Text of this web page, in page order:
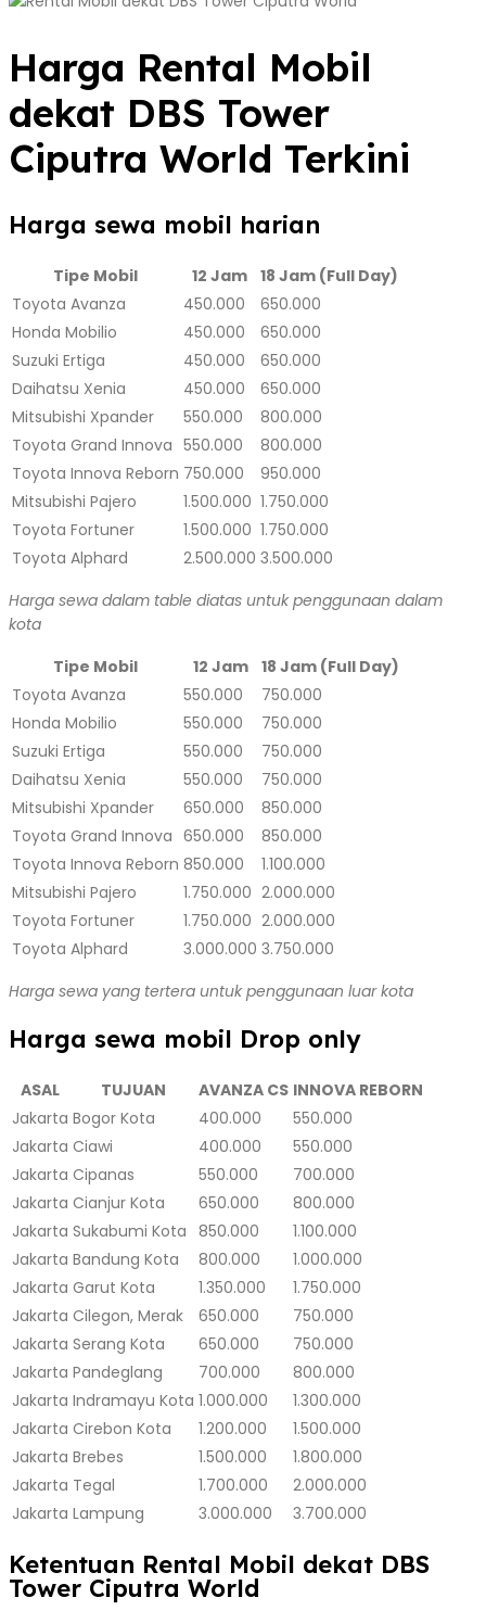
Harga Rental Mobil
dekat DBS Tower
Ciputra World Terkini
Harga sewa mobil harian
Tipe Mobil 12 Jam 18 Jam (Full Day)
Toyota Avanza
450.000
650.000
Honda Mobilio
450.000
650.000
Suzuki Ertiga
450.000
650.000
Daihatsu Xenia
450.000
650.000
Mitsubishi Xpander
550.000
800.000
Toyota Grand Innova 550.000
800.000
Toyota Innova Reborn 750.000
950.000
Mitsubishi Pajero
1.500.000 1.750.000
Toyota Fortuner
1.500.000 1.750.000
Toyota Alphard
2.500.000 3.500.000
Harga sewa dalam table diatas untuk penggunaan dalam
kota
Tipe Mobil
12 Jam
18 Jam (Full Day)
Toyota Avanza
550.000
750.000
Honda Mobilio
550.000
750.000
Suzuki Ertiga
550.000
750.000
Daihatsu Xenia
550.000
750.000
Mitsubishi Xpander
650.000
850.000
Toyota Grand Innova 650.000
850.000
Toyota Innova Reborn 850.000
1.100.000
Mitsubishi Pajero
1.750.000 2.000.000
Toyota Fortuner
1.750.000 2.000.000
Toyota Alphard
3.000.000 3.750.000
Harga sewa yang tertera untuk penggunaan luar kota
Harga sewa mobil Drop only
ASAL TUJUAN AVANZA CS INNOVA REBORN
Jakarta Bogor Kota 400.000
550.000
Jakarta Ciawi 400.000
550.000
Jakarta Cipanas 550.000
700.000
Jakarta Cianjur Kota 650.000
800.000
Jakarta Sukabumi Kota 850.000
1.100.000
Jakarta Bandung Kota 800.000
1.000.000
Jakarta Garut Kota 1.350.000
1.750.000
Jakarta Cilegon, Merak 650.000
750.000
Jakarta Serang Kota 650.000
750.000
Jakarta Pandeglang 700.000
800.000
Jakarta Indramayu Kota 1.000.000
1.300.000
Jakarta Cirebon Kota 1.200.000
1.500.000
Jakarta Brebes 1.500.000
1.800.000
Jakarta Tegal 1.700.000
2.000.000
Jakarta Lampung 3.000.000 3.700.000
Ketentuan Rental Mobil dekat DBS
Tower Ciputra World